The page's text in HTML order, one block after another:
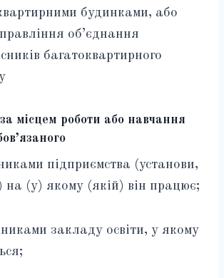
будинками, або
об’єднання
багатоквартирного
за місцем роботи або навчання
підприємства (установи,
на (у) якому (якій) він працює;
закладу освіти, у якому